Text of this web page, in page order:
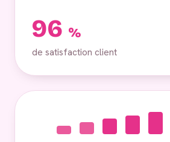
96 %
de satisfaction client